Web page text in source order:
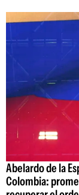
Abelardo de la
Colombia: